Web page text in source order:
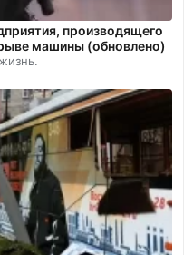
производящего
машины (обновлено)